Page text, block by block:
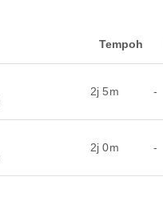
Tempoh
2j 5m -
2j 0m -